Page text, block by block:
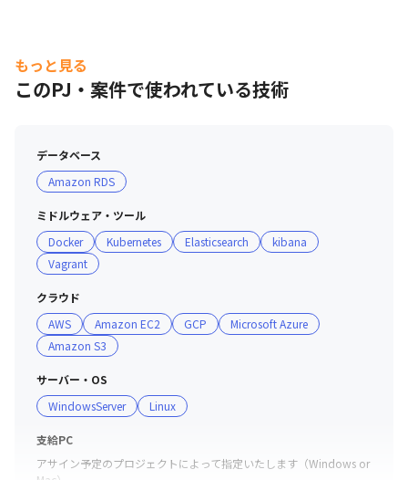
教育もキャリアも抜かりなし！テクノプロ・エンジニアリング社
を徹底調査！
もっと見る
このPJ・案件で使われている技術
データベース
Amazon RDS
ミドルウェア・ツール
Docker
Kubernetes Elasticsearch
kibana
Vagrant
クラウド
AWS
Amazon EC2 GCP
Microsoft Azure
Amazon S3
サーバー・OS
WindowsServer
Linux
支給PC
アサイン予定のプロジェクトによって指定いたします（Windows or